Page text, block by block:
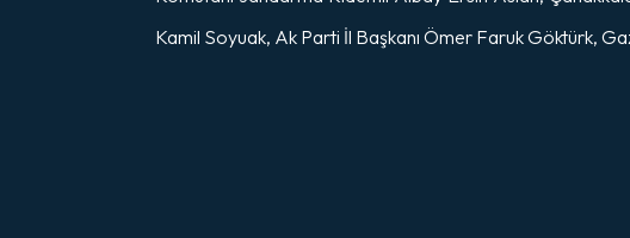
Kamil Soyuak, Ak Parti İl Başkanı Ömer Faruk Göktürk,